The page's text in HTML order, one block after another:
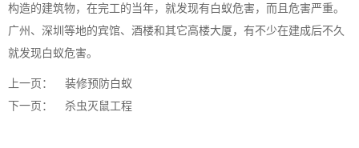
构造的建筑物，在完工的当年，就发现有白蚁危害，而且危害严重。
广州、深圳等地的宾馆、酒楼和其它高楼大厦，有不少在建成后不久
就发现白蚁危害。
上一页：
装修预防白蚁
下一页：
杀虫灭鼠工程